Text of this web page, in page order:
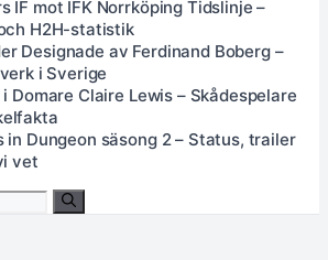
IF mot IFK Norrköping Tidslinje –
H2H-statistik
Designade av Ferdinand Boberg –
i Sverige
Domare Claire Lewis – Skådespelare
in Dungeon säsong 2 – Status, trailer
vet